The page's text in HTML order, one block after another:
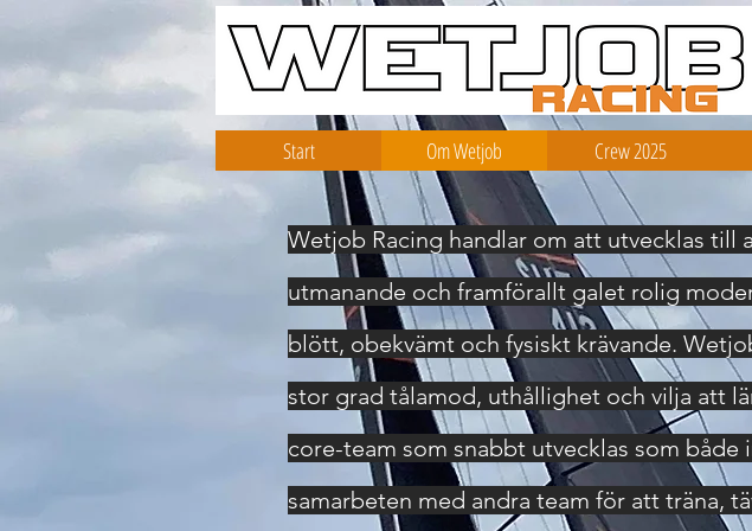
Start Om Wetjob Crew 2025
Wetjob Racing handlar om att utvecklas till
utmanande och framförallt galet rolig
blött, obekvämt och fysiskt krävande.
stor grad tålamod, uthållighet och vilja att
core-team som snabbt utvecklas som
samarbeten med andra team för att träna,